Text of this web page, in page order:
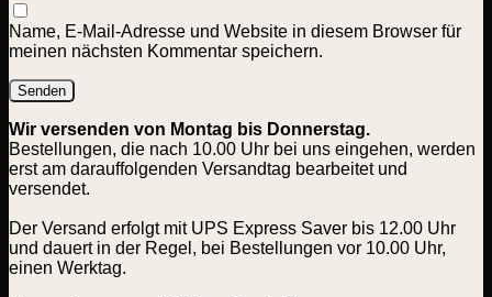
Name, E-Mail-Adresse und Website in diesem Browser für
meinen nächsten Kommentar speichern.
Wir versenden von Montag bis Donnerstag.
Bestellungen, die nach 10.00 Uhr bei uns eingehen, werden
erst am darauffolgenden Versandtag bearbeitet und
versendet.
Der Versand erfolgt mit UPS Express Saver bis 12.00 Uhr
und dauert in der Regel, bei Bestellungen vor 10.00 Uhr,
einen Werktag.